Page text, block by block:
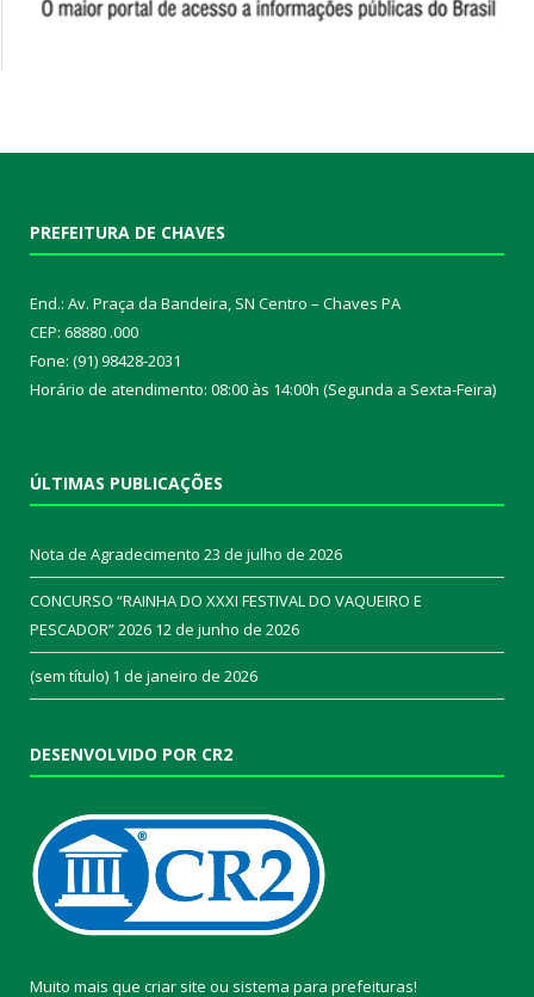
PREFEITURA DE CHAVES
End.: Av. Praça da Bandeira, SN Centro – Chaves PA
CEP: 68880 .000
Fone: (91) 98428-2031
Horário de atendimento: 08:00 às 14:00h (Segunda a Sexta-Feira)
ÚLTIMAS PUBLICAÇÕES
Nota de Agradecimento 23 de julho de 2026
CONCURSO “RAINHA DO XXXI FESTIVAL DO VAQUEIRO E
PESCADOR” 2026 12 de junho de 2026
(sem título) 1 de janeiro de 2026
DESENVOLVIDO POR CR2
Muito mais que criar site ou sistema para prefeituras!